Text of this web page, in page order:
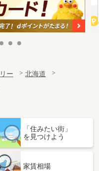
ー
北海道
「住みたい街」
を見つけよう
家賃相場